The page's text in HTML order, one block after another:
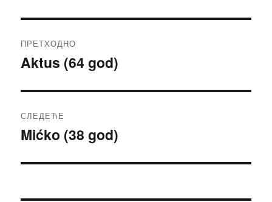
чланка
ПРЕТХОДНО
Претходни
Aktus (64 god)
СЛЕДЕЋЕ
Следећи
Mićko (38 god)